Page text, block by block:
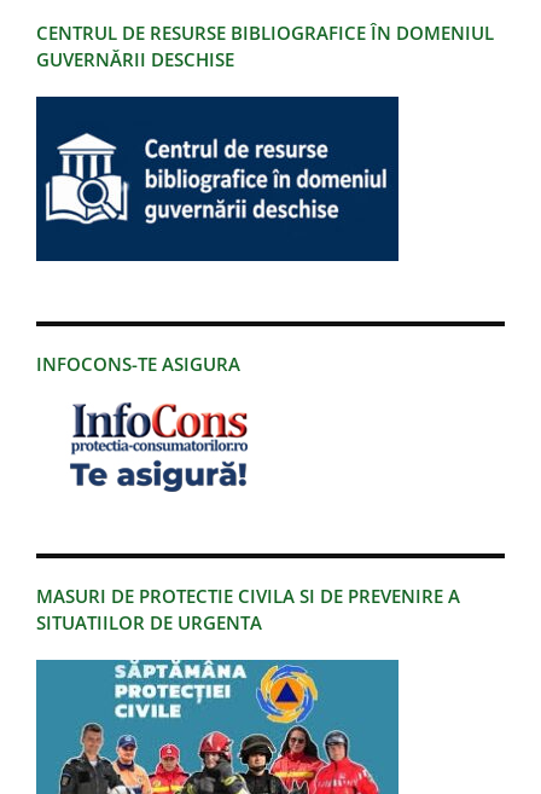
CENTRUL DE RESURSE BIBLIOGRAFICE ÎN DOMENIUL
GUVERNĂRII DESCHISE
INFOCONS-TE ASIGURA
MASURI DE PROTECTIE CIVILA SI DE PREVENIRE A
SITUATIILOR DE URGENTA